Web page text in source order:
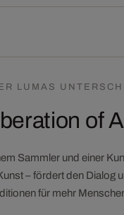
LUMAS
of
Sammler und einer
– fördert den Dialog
für mehr